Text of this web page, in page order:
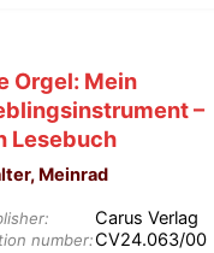
Orgel: Mein
–
Lesebuch
Meinrad
Carus Verlag
number:CV24.063/00